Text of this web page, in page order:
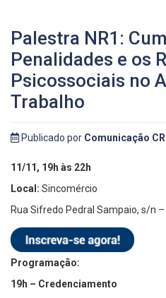
Palestra NR1:
Penalidades e os
Psicossociais no
Trabalho
Publicado por Comunicação
11/11, 19h às 22h
Local: Sincomércio
Rua Sifredo Pedral Sampaio, s/n
Programação:
19h – Credenciamento